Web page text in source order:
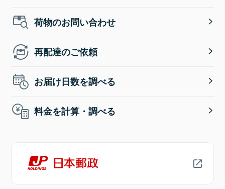
荷物のお問い合わせ
再配達のご依頼
お届け日数を調べる
料金を計算・調べる